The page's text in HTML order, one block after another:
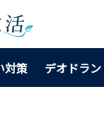
対策 デオドラ